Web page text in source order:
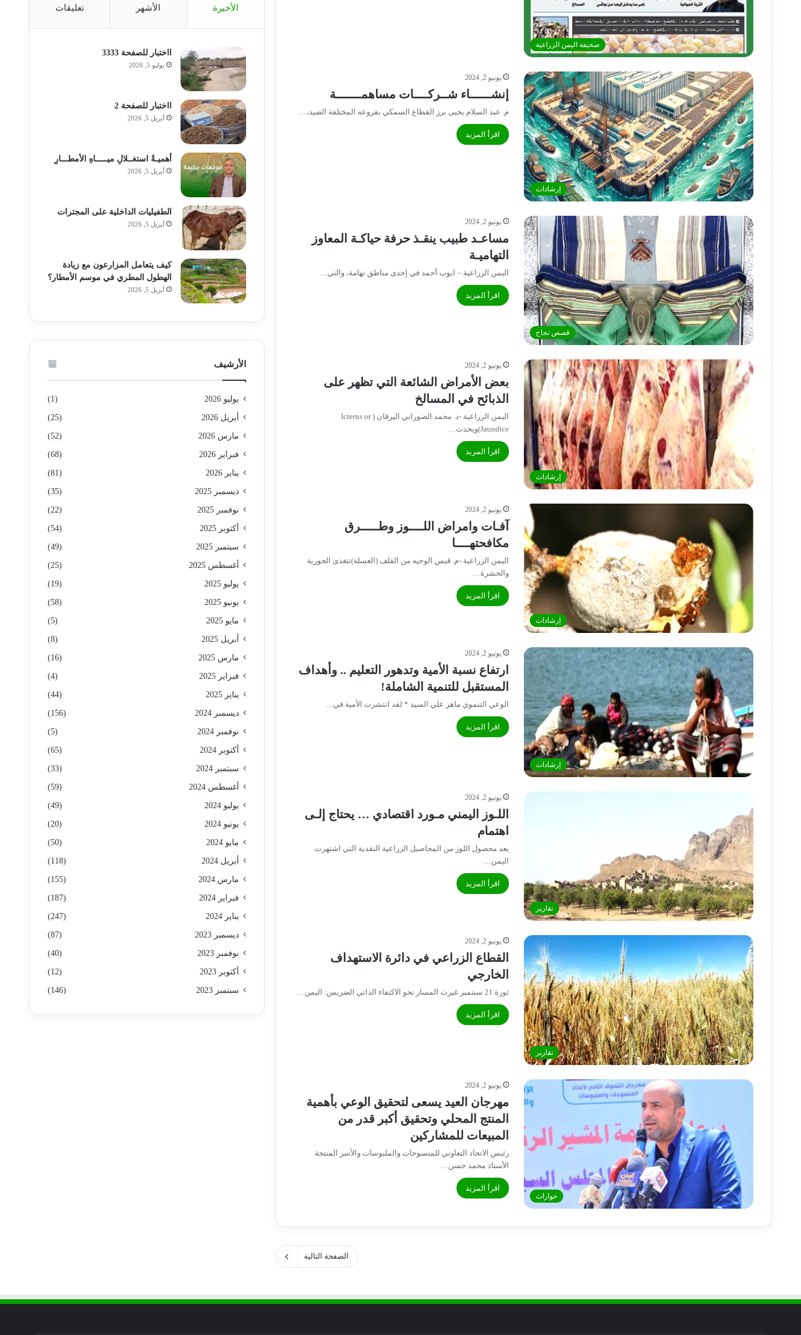
صحيفة اليمن الزراعية
إرشادات
يونيو 2, 2024
إنشــــــاء شــركــــات مساهمـــــــة
م. عبد السلام يحيى برز القطاع السمكي بفروعه المختلفة الصيد،…
اقرأ المزيد
قصص نجاح
يونيو 2, 2024
مساعـد طبيب ينقـذ حرفة حياكـة المعاوز
التهاميـة
اليمن الزراعية – ايوب أحمد في إحدى مناطق تهامة، والتي…
اقرأ المزيد
إرشادات
يونيو 2, 2024
بعض الأمراض الشائعة التي تظهر على
الذبائح في المسالخ
اليمن الزراعية -د. محمد الضوراني اليرقان ( Icterus or
Jaundice)ويحدث…
اقرأ المزيد
إرشادات
يونيو 2, 2024
آفـات وامراض اللــــوز وطـــــرق
مكافحتهــــا
اليمن الزراعية -م. قيس الوجيه من القلف (العسلة)تتغذى الحورية
والحشرة…
اقرأ المزيد
إرشادات
يونيو 2, 2024
ارتفاع نسبة الأمية وتدهور التعليم .. وأهداف
المستقبل للتنمية الشاملة!
الوعي التنموي ماهر علي السيد * لقد انتشرت الأمية في…
اقرأ المزيد
تقارير
يونيو 2, 2024
اللـوز اليمني مـورد اقتصادي … يحتاج إلـى
اهتمام
يعد محصول اللوز من المحاصيل الزراعية النقدية التي اشتهرت
اليمن…
اقرأ المزيد
تقارير
يونيو 2, 2024
القطاع الزراعي في دائرة الاستهداف
الخارجي
ثورة 21 سبتمبر غيرت المسار نحو الاكتفاء الذاتي الضريس: اليمن…
اقرأ المزيد
حوارات
يونيو 2, 2024
مهرجان العيد يسعى لتحقيق الوعي بأهمية
المنتج المحلي وتحقيق أكبر قدر من
المبيعات للمشاركين
رئيس الاتحاد التعاوني للمنسوجات والملبوسات والأسر المنتجة
الأستاذ محمد حسن…
اقرأ المزيد
الصفحة التالية
الأخيرة الأشهر تعليقات
ااختبار للصفحة 3333
يوليو 5, 2026
ااختبار للصفحة 2
أبريل 5, 2026
أهميـةُ استغــلالِ ميـــــاهِ الأمطـــارِ
أبريل 5, 2026
الطفيليات الداخلية على المجترات
أبريل 5, 2026
كيف يتعامل المزارعون مع زيادة
الهطول المطري في موسم الأمطار؟
أبريل 5, 2026
الأرشيف
يوليو 2026 (1)
أبريل 2026 (25)
مارس 2026 (52)
فبراير 2026 (68)
يناير 2026 (81)
ديسمبر 2025 (35)
نوفمبر 2025 (22)
أكتوبر 2025 (54)
سبتمبر 2025 (49)
أغسطس 2025 (25)
يوليو 2025 (19)
يونيو 2025 (58)
مايو 2025 (5)
أبريل 2025 (8)
مارس 2025 (16)
فبراير 2025 (4)
يناير 2025 (44)
ديسمبر 2024 (156)
نوفمبر 2024 (5)
أكتوبر 2024 (65)
سبتمبر 2024 (33)
أغسطس 2024 (59)
يوليو 2024 (49)
يونيو 2024 (20)
مايو 2024 (50)
أبريل 2024 (118)
مارس 2024 (155)
فبراير 2024 (187)
يناير 2024 (247)
ديسمبر 2023 (87)
نوفمبر 2023 (40)
أكتوبر 2023 (12)
سبتمبر 2023 (146)